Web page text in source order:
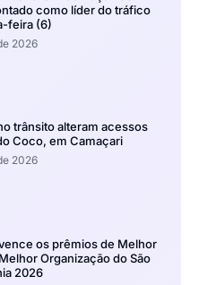
como líder do tráfico
feira (6)
2026
trânsito alteram acessos
Coco, em Camaçari
2026
os prêmios de Melhor
Organização do São
2026